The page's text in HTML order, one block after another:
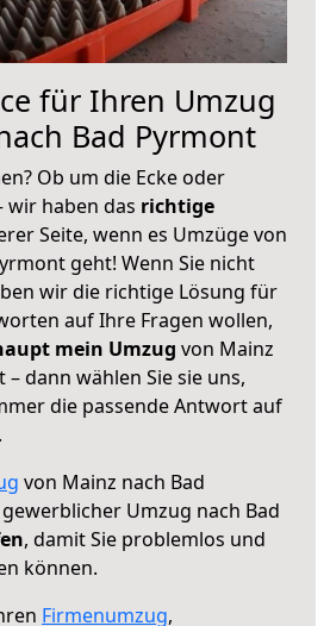
für Ihren Umzug
Bad Pyrmont
Ob um die Ecke oder
wir haben das richtige
Seite, wenn es Umzüge von
geht! Wenn Sie nicht
wir die richtige Lösung für
auf Ihre Fragen wollen,
mein Umzug von Mainz
– dann wählen Sie sie uns,
die passende Antwort auf
von Mainz nach Bad
Umzug nach Bad
, damit Sie problemlos und
können.
Firmenumzug,